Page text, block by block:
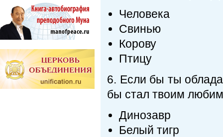
Человека
Свинью
Корову
Птицу
6. Если бы ты
бы стал твоим
Динозавр
Белый тигр